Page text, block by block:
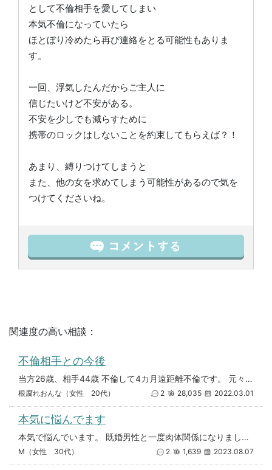
として不倫相手を愛してしまい
本気不倫になっていたら
ほとぼり冷めたら再び連絡をとる可能性もありま
す。
一回、浮気したんだからご主人に
信じたいけど不安がある。
不安を少しでも減らすために
携帯のロックはしないことを約束してもらえば？！
あまり、縛りつけてしまうと
また、他の女を求めてしまう可能性があるので気を
つけてくださいね。
関連度の高い相談：
不倫相手との今後
当方26歳、相手44歳 不倫して4カ月遠距離不倫です。 元々向こうが3月に一緒に住もうと言ってきた挙句 やっぱり住めな
根腐れおんな（女性 20代） 2 28,035 2022.03.01
本気に悩んでます
本気で悩んでいます。 既婚男性と一度肉体関係になりました。 でも、私が初体験で最後まで出来ませんでした。(私は彼の事が好
M（女性 30代） 2 1,639 2023.08.07